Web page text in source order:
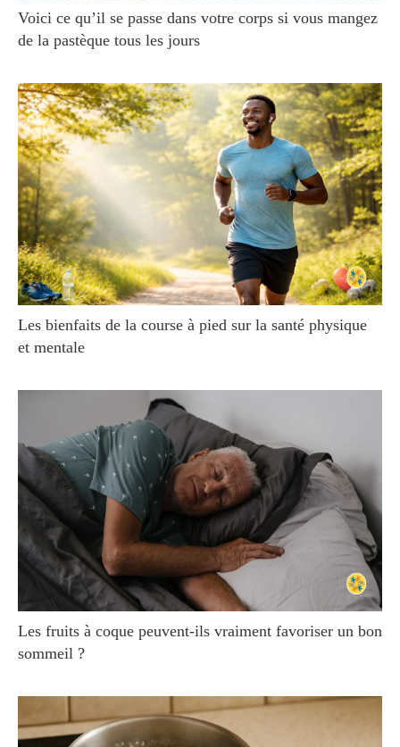
Voici ce qu’il se passe dans votre corps si vous mangez
de la pastèque tous les jours
Les bienfaits de la course à pied sur la santé physique
et mentale
Les fruits à coque peuvent-ils vraiment favoriser un bon
sommeil ?